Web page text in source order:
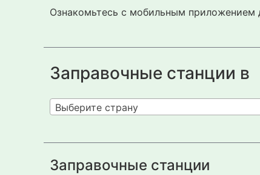
Ознакомьтесь с мобильным приложением
Заправочные станции в
Выберите страну
Заправочные станции